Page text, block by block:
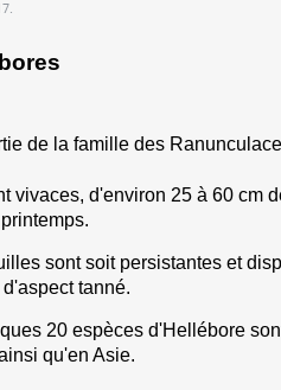
.
de la famille des
vivaces, d'environ 25 à 60 cm
sont soit persistantes et
tanné.
20 espèces d'Hellébore
qu'en Asie.